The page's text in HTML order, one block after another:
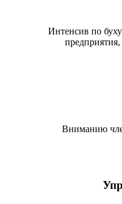
Интенсив по
Вниманию